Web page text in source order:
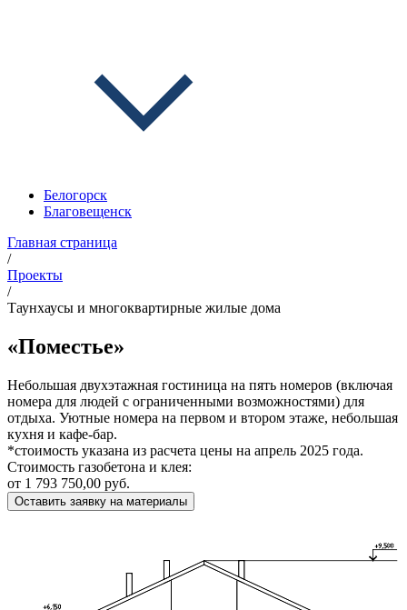
Белогорск
Благовещенск
Главная страница
/
Проекты
/
Таунхаусы и многоквартирные жилые дома
«Поместье»
Небольшая двухэтажная гостиница на пять номеров (включая
номера для людей с ограниченными возможностями) для
отдыха. Уютные номера на первом и втором этаже, небольшая
кухня и кафе-бар.
*стоимость указана из расчета цены на апрель 2025 года.
Стоимость газобетона и клея:
от 1 793 750,00 руб.
Оставить заявку на материалы